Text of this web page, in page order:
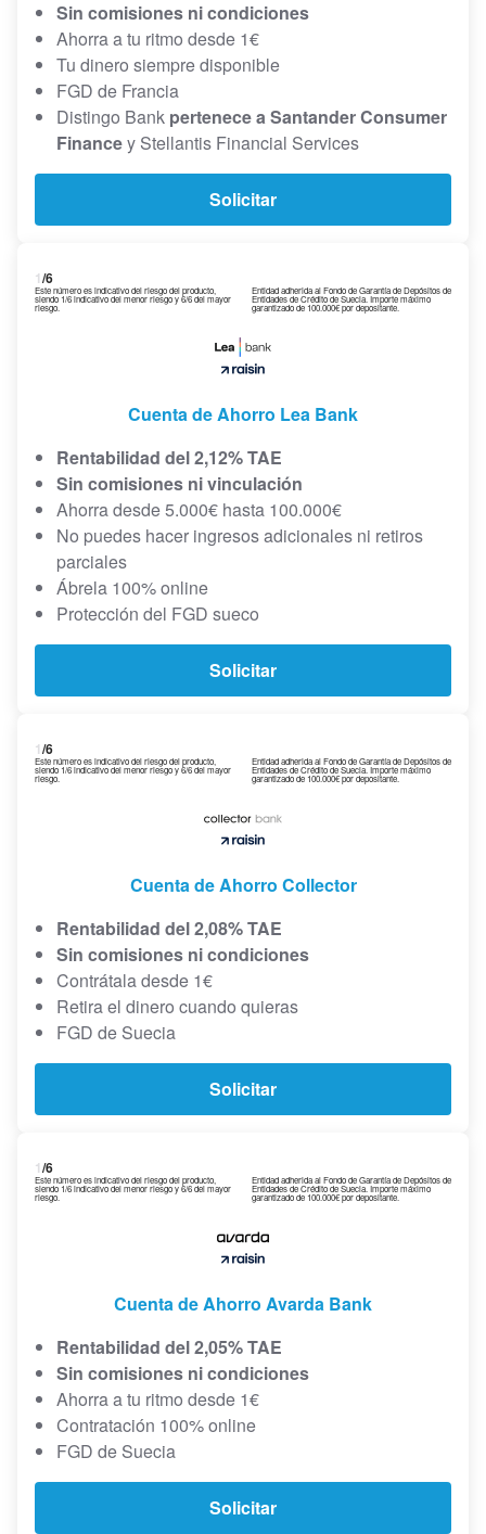
Sin comisiones ni condiciones
Ahorra a tu ritmo desde 1€
Tu dinero siempre disponible
FGD de Francia
Distingo Bank pertenece a Santander Consumer
Financey Stellantis Financial Services
Solicitar
1/6
Este número es indicativo del riesgo del producto,
siendo 1/6 indicativo del menor riesgo y 6/6 del mayor
riesgo.
Entidad adherida al Fondo de Garantía de Depósitos de
Entidades de Crédito de Suecia. Importe máximo
garantizado de 100.000€ por depositante.
Cuenta de Ahorro Lea Bank
Rentabilidad del 2,12% TAE
Sin comisiones ni vinculación
Ahorra desde 5.000€ hasta 100.000€
No puedes hacer ingresos adicionales ni retiros
parciales
Ábrela 100% online
Protección del FGD sueco
Solicitar
1/6
Este número es indicativo del riesgo del producto,
siendo 1/6 indicativo del menor riesgo y 6/6 del mayor
riesgo.
Entidad adherida al Fondo de Garantía de Depósitos de
Entidades de Crédito de Suecia. Importe máximo
garantizado de 100.000€ por depositante.
Cuenta de Ahorro Collector
Rentabilidad del 2,08% TAE
Sin comisiones ni condiciones
Contrátala desde 1€
Retira el dinero cuando quieras
FGD de Suecia
Solicitar
1/6
Este número es indicativo del riesgo del producto,
siendo 1/6 indicativo del menor riesgo y 6/6 del mayor
riesgo.
Entidad adherida al Fondo de Garantía de Depósitos de
Entidades de Crédito de Suecia. Importe máximo
garantizado de 100.000€ por depositante.
Cuenta de Ahorro Avarda Bank
Rentabilidad del 2,05% TAE
Sin comisiones ni condiciones
Ahorra a tu ritmo desde 1€
Contratación 100% online
FGD de Suecia
Solicitar